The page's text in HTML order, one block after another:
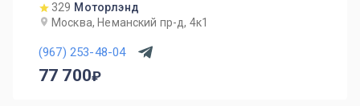
329 Моторлэнд
Москва, Неманский пр-д, 4к1
(967) 253-48-04
77 700